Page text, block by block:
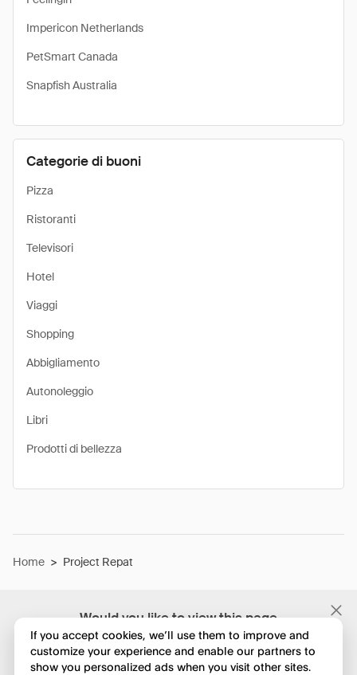
Would you like to view this page
in English?
Impericon Netherlands
PetSmart Canada
Snapfish Australia
Categorie di buoni
Pizza
Ristoranti
Televisori
Hotel
Viaggi
Shopping
Abbigliamento
Autonoleggio
Libri
Prodotti di bellezza
Home > Project Repat
If you accept cookies, we’ll use them to improve and
customize your experience and enable our partners to
show you personalized ads when you visit other sites.